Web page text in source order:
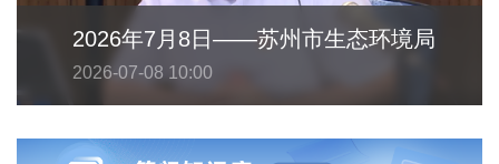
2026年7月8日——苏州市生态环境局
2026-07-08 10:00